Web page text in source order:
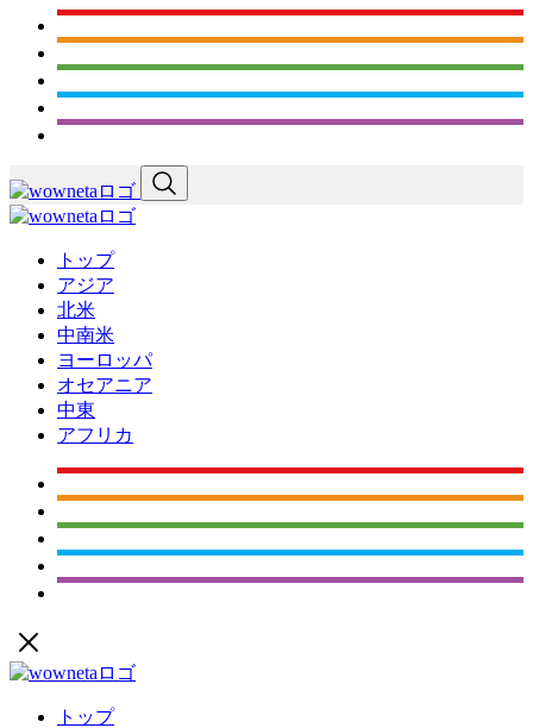
トップ
アジア
北米
中南米
ヨーロッパ
オセアニア
中東
アフリカ
トップ